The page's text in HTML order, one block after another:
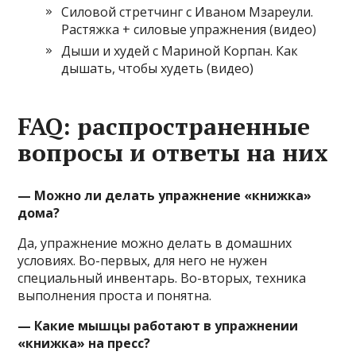
Силовой стретчинг с Иваном Мзареули.
Растяжка + силовые упражнения (видео)
Дыши и худей с Мариной Корпан. Как
дышать, чтобы худеть (видео)
FAQ: распространенные
вопросы и ответы на них
— Можно ли делать упражнение «книжка»
дома?
Да, упражнение можно делать в домашних
условиях. Во-первых, для него не нужен
специальный инвентарь. Во-вторых, техника
выполнения проста и понятна.
— Какие мышцы работают в упражнении
«книжка» на пресс?